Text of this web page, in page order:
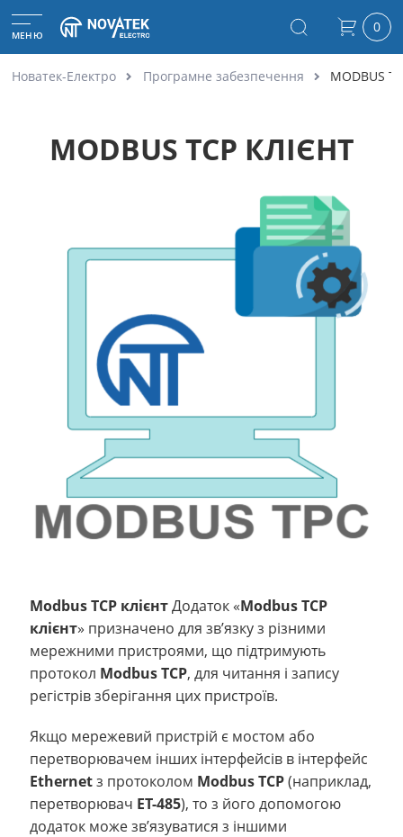
МЕНЮ 0
Новатек-Електро Програмне забезпечення MODBUS
MODBUS TCP КЛІЄНТ
Modbus TCP клієнтДодаток «Modbus TCP
клієнт» призначено для зв’язку з різними
мережними пристроями, що підтримують
протокол Modbus TCP, для читання і запису
регістрів зберігання цих пристроїв.
Якщо мережевий пристрій є мостом або
перетворювачем інших інтерфейсів в інтерфейс
Ethernetз протоколом Modbus TCP(наприклад,
перетворювач ET-485), то з його допомогою
додаток може зв’язуватися з іншими